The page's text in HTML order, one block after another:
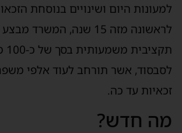
למעונות היום ושינויים בנוסחת
לראשונה מזה 15 שנה, המשרד
לסבסוד, אשר תורחב לעוד אלפי
זכאיות עד כה.
מה חדש?